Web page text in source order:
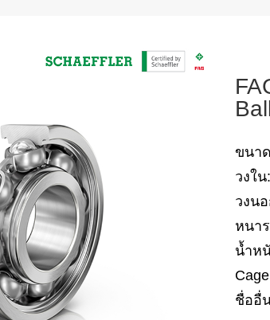
ขนา
วงใ
วงน
หนา
น้ำห
ชื่ออื่